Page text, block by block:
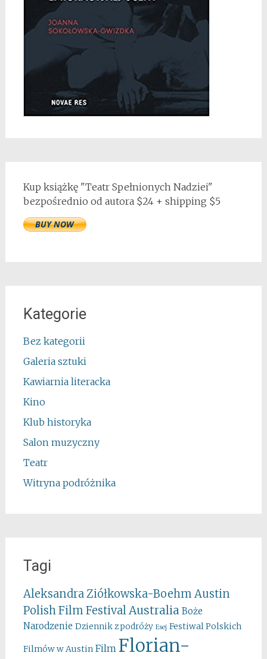
Kup książkę "Teatr Spełnionych Nadziei"
bezpośrednio od autora $24 + shipping $5
Kategorie
Bez kategorii
Galeria sztuki
Kawiarnia literacka
Kino
Klub historyka
Salon muzyczny
Teatr
Witryna podróżnika
Tagi
Aleksandra Ziółkowska-Boehm Austin
Polish Film Festival Australia Boże
Narodzenie Dziennik z podróży Esej Festiwal Polskich
Filmów w Austin Film Florian-